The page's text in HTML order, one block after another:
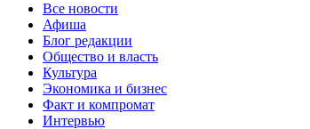
Все новости
Афиша
Блог редакции
Общество и власть
Культура
Экономика и бизнес
Факт и компромат
Интервью